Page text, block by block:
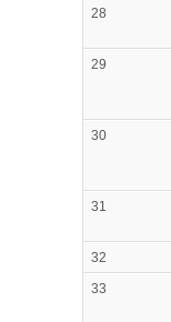
28
29
30
31
32
33